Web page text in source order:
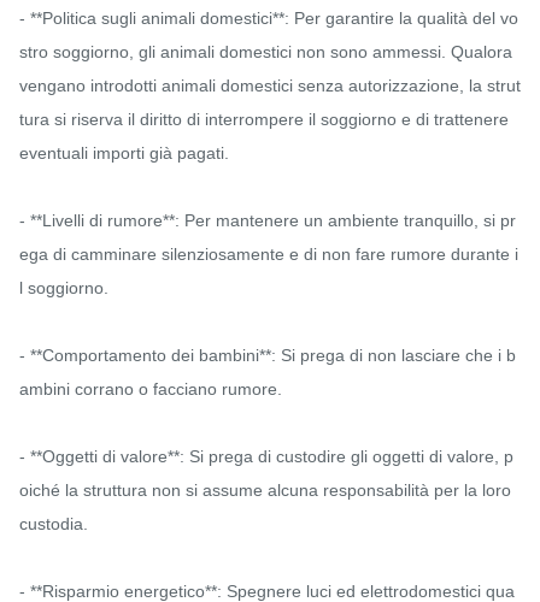
- **Politica sugli animali domestici**: Per garantire la qualità del vo
stro soggiorno, gli animali domestici non sono ammessi. Qualora
vengano introdotti animali domestici senza autorizzazione, la strut
tura si riserva il diritto di interrompere il soggiorno e di trattenere
eventuali importi già pagati.
- **Livelli di rumore**: Per mantenere un ambiente tranquillo, si pr
ega di camminare silenziosamente e di non fare rumore durante i
l soggiorno.
- **Comportamento dei bambini**: Si prega di non lasciare che i b
ambini corrano o facciano rumore.
- **Oggetti di valore**: Si prega di custodire gli oggetti di valore, p
oiché la struttura non si assume alcuna responsabilità per la loro
custodia.
- **Risparmio energetico**: Spegnere luci ed elettrodomestici qua